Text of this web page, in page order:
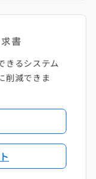
きるシステム
削減できま